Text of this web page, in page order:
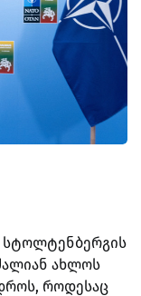
სტოლტენბერგის
ახლოს
როდესაც